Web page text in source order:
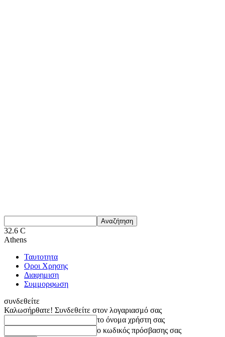
32.6 C
Athens
Ταυτοτητα
Οροι Χρησης
Διαφημιση
Συμμορφωση
συνδεθείτε
Καλωσήρθατε! Συνδεθείτε στον λογαριασμό σας
το όνομα χρήστη σας
ο κωδικός πρόσβασης σας